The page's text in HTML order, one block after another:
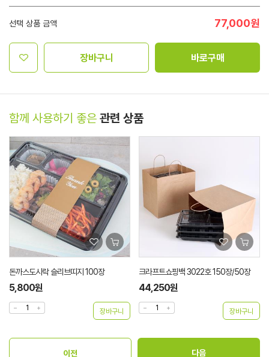
선택 상품 금액 77,000원
장바구니 바로구매
함께 사용하기 좋은 관련 상품
돈까스도시락 슬리브띠지 100장
5,800원
크라프트쇼핑백 3022호 150장/50장
44,250원